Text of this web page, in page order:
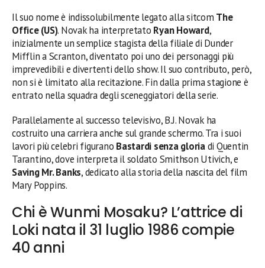
Il suo nome è indissolubilmente legato alla sitcom The
Office (US). Novak ha interpretato Ryan Howard,
inizialmente un semplice stagista della filiale di Dunder
Mifflin a Scranton, diventato poi uno dei personaggi più
imprevedibili e divertenti dello show. Il suo contributo, però,
non si è limitato alla recitazione. Fin dalla prima stagione è
entrato nella squadra degli sceneggiatori della serie.
Parallelamente al successo televisivo, B.J. Novak ha
costruito una carriera anche sul grande schermo. Tra i suoi
lavori più celebri figurano Bastardi senza gloriadi Quentin
Tarantino, dove interpreta il soldato Smithson Utivich, e
Saving Mr. Banks, dedicato alla storia della nascita del film
Mary Poppins.
Chi è Wunmi Mosaku? L’attrice di
Loki nata il 31 luglio 1986 compie
40 anni